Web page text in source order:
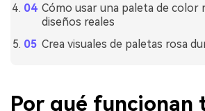
Cómo usar una paleta de color
diseños reales
Crea visuales de paletas rosa
Por qué funcionan